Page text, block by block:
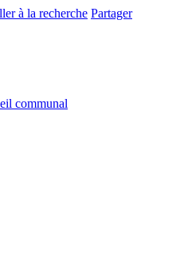
à la recherche Partager
communal